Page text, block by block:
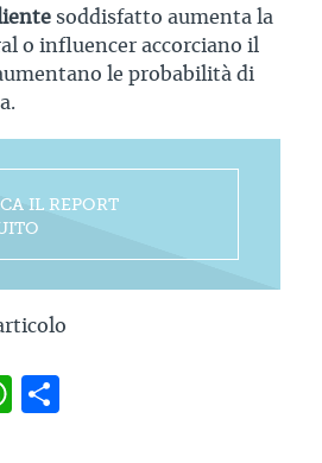
soddisfatto aumenta la
o influencer accorciano il
le probabilità di
IL REPORT
WhatsApp